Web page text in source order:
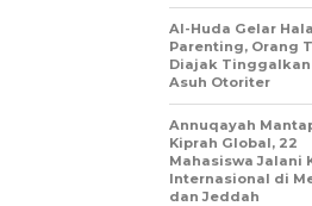
Al-Huda Gelar
Parenting, Orang
Diajak Tinggalkan
Asuh Otoriter
Annuqayah
Kiprah Global, 22
Mahasiswa Jalani
Internasional di
dan Jeddah